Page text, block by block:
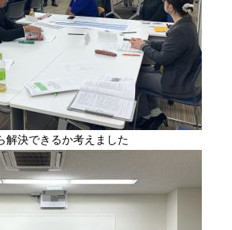
解決できるか考えました